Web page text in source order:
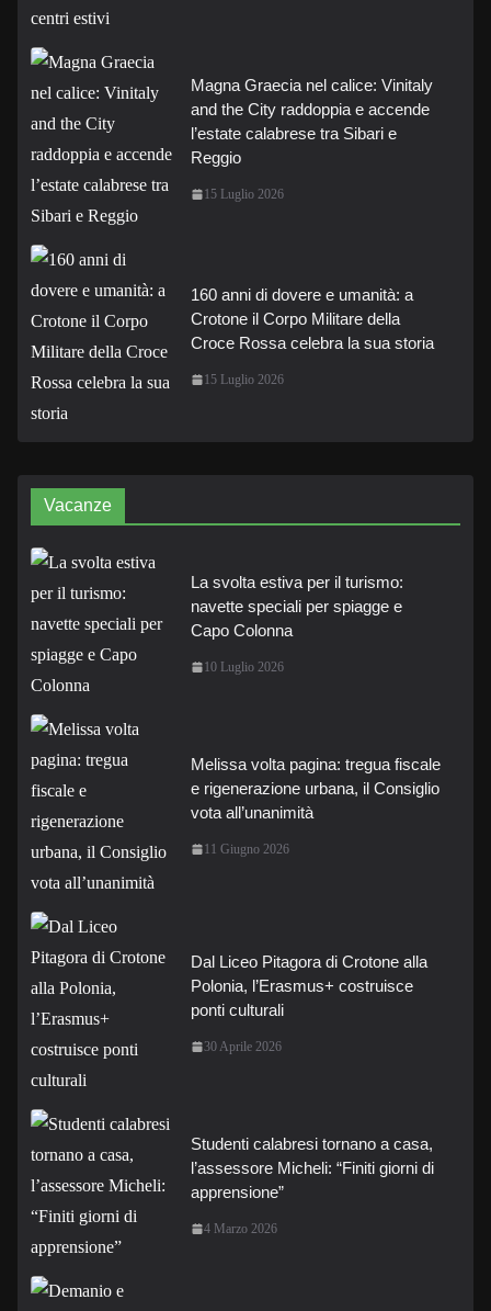
Magna Graecia nel calice: Vinitaly
and the City raddoppia e accende
l’estate calabrese tra Sibari e
Reggio
15 Luglio 2026
160 anni di dovere e umanità: a
Crotone il Corpo Militare della
Croce Rossa celebra la sua storia
15 Luglio 2026
Vacanze
La svolta estiva per il turismo:
navette speciali per spiagge e
Capo Colonna
10 Luglio 2026
Melissa volta pagina: tregua fiscale
e rigenerazione urbana, il Consiglio
vota all’unanimità
11 Giugno 2026
Dal Liceo Pitagora di Crotone alla
Polonia, l’Erasmus+ costruisce
ponti culturali
30 Aprile 2026
Studenti calabresi tornano a casa,
l’assessore Micheli: “Finiti giorni di
apprensione”
4 Marzo 2026